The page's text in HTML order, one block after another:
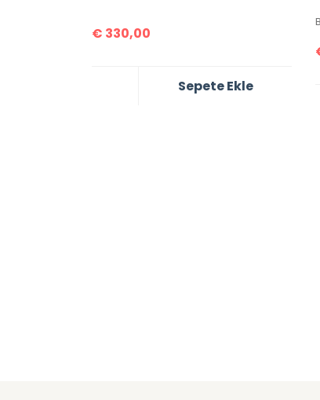
€ 330,00
Sepete Ekle